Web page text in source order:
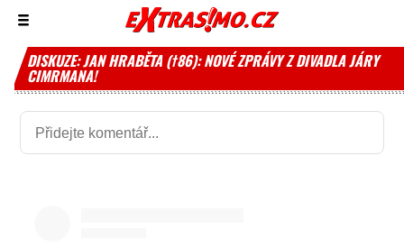
Zobrazit/skrýt
DISKUZE: JAN HRABĚTA (†86): NOVÉ ZPRÁVY Z DIVADLA JÁRY
CIMRMANA!